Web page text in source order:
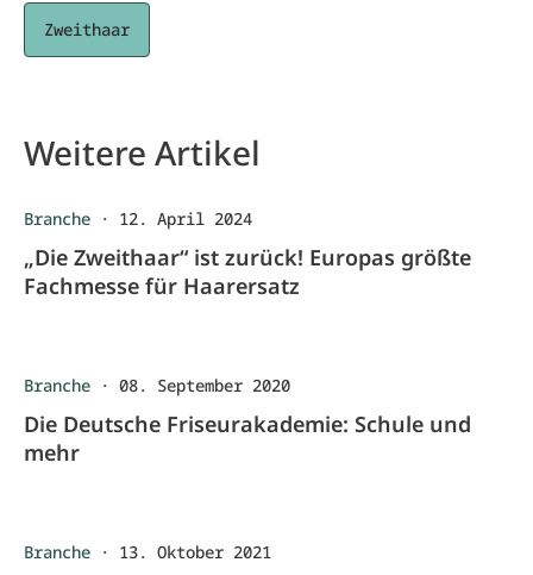
Zweithaar
Weitere Artikel
Branche · 12. April 2024
„Die Zweithaar“ ist zurück! Europas größte
Fachmesse für Haarersatz
Branche · 08. September 2020
Die Deutsche Friseurakademie: Schule und
mehr
Branche · 13. Oktober 2021